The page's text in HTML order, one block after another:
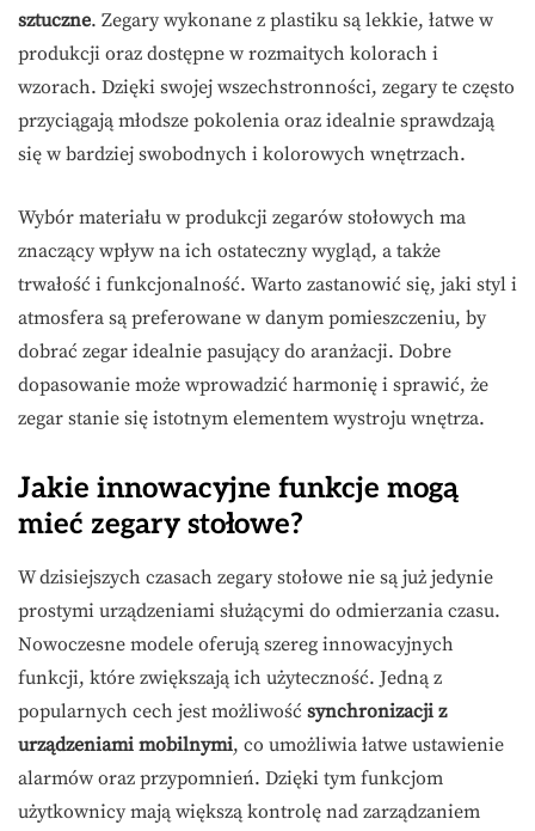
sztuczne. Zegary wykonane z plastiku są lekkie, łatwe w
produkcji oraz dostępne w rozmaitych kolorach i
wzorach. Dzięki swojej wszechstronności, zegary te często
przyciągają młodsze pokolenia oraz idealnie sprawdzają
się w bardziej swobodnych i kolorowych wnętrzach.
Wybór materiału w produkcji zegarów stołowych ma
znaczący wpływ na ich ostateczny wygląd, a także
trwałość i funkcjonalność. Warto zastanowić się, jaki styl i
atmosfera są preferowane w danym pomieszczeniu, by
dobrać zegar idealnie pasujący do aranżacji. Dobre
dopasowanie może wprowadzić harmonię i sprawić, że
zegar stanie się istotnym elementem wystroju wnętrza.
Jakie innowacyjne funkcje mogą
mieć zegary stołowe?
W dzisiejszych czasach zegary stołowe nie są już jedynie
prostymi urządzeniami służącymi do odmierzania czasu.
Nowoczesne modele oferują szereg innowacyjnych
funkcji, które zwiększają ich użyteczność. Jedną z
popularnych cech jest możliwość synchronizacji z
urządzeniami mobilnymi, co umożliwia łatwe ustawienie
alarmów oraz przypomnień. Dzięki tym funkcjom
użytkownicy mają większą kontrolę nad zarządzaniem